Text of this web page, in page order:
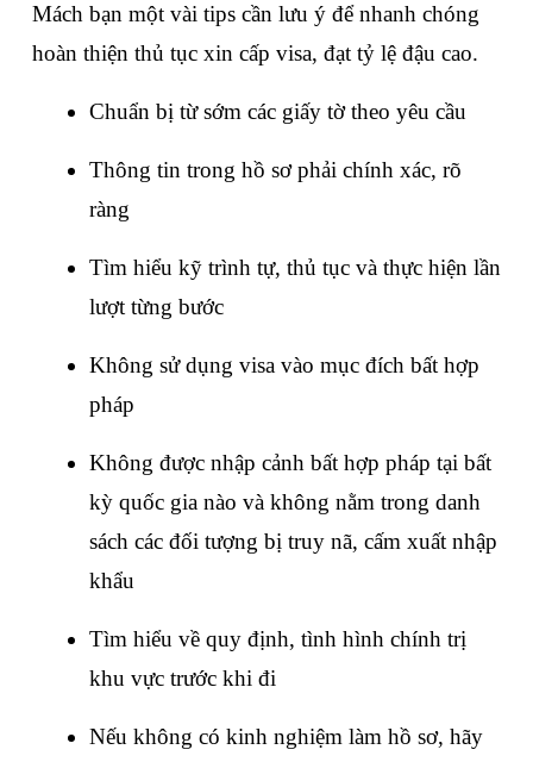
Mách bạn một vài tips cần lưu ý để nhanh chóng
hoàn thiện thủ tục xin cấp visa, đạt tỷ lệ đậu cao.
Chuẩn bị từ sớm các giấy tờ theo yêu cầu
Thông tin trong hồ sơ phải chính xác, rõ
ràng
Tìm hiểu kỹ trình tự, thủ tục và thực hiện lần
lượt từng bước
Không sử dụng visa vào mục đích bất hợp
pháp
Không được nhập cảnh bất hợp pháp tại bất
kỳ quốc gia nào và không nằm trong danh
sách các đối tượng bị truy nã, cấm xuất nhập
khẩu
Tìm hiểu về quy định, tình hình chính trị
khu vực trước khi đi
Nếu không có kinh nghiệm làm hồ sơ, hãy